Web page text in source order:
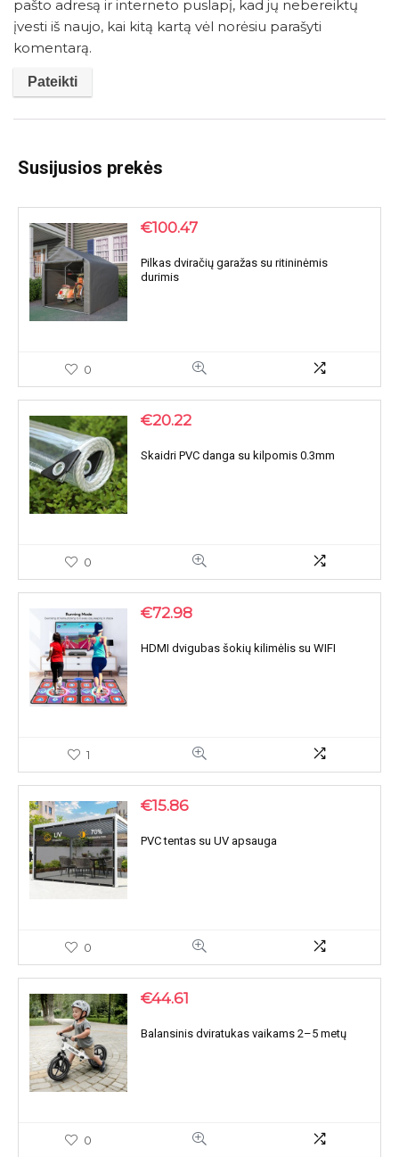
pašto adresą ir interneto puslapį, kad jų nebereiktų
įvesti iš naujo, kai kitą kartą vėl norėsiu parašyti
komentarą.
Susijusios prekės
€100.47
Pilkas dviračių garažas su ritininėmis
durimis
0
€20.22
Skaidri PVC danga su kilpomis 0.3mm
0
€72.98
HDMI dvigubas šokių kilimėlis su WIFI
1
€15.86
PVC tentas su UV apsauga
0
€44.61
Balansinis dviratukas vaikams 2–5 metų
0